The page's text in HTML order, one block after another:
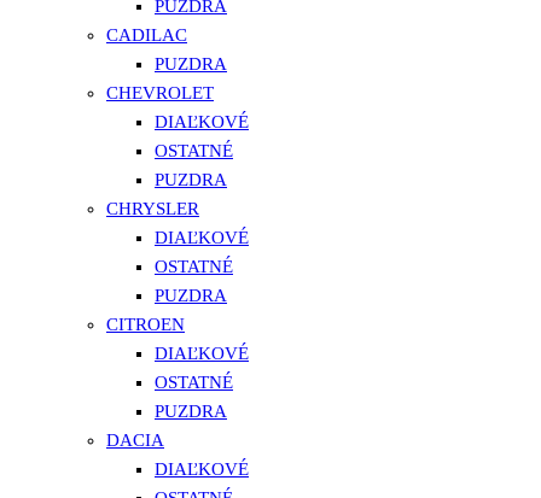
PUZDRA
CADILAC
PUZDRA
CHEVROLET
DIAĽKOVÉ
OSTATNÉ
PUZDRA
CHRYSLER
DIAĽKOVÉ
OSTATNÉ
PUZDRA
CITROEN
DIAĽKOVÉ
OSTATNÉ
PUZDRA
DACIA
DIAĽKOVÉ